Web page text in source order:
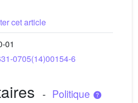
cet article
01
0705(14)00154-6
- Politique